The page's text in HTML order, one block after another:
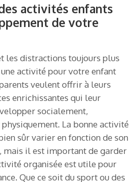
activités enfants
de votre
les distractions toujours plus
activité pour votre enfant
veulent offrir à leurs
enrichissantes qui leur
socialement,
La bonne activité
sûr varier en fonction de son
mais il est important de garder
organisée est utile pour
Que ce soit du sport ou des